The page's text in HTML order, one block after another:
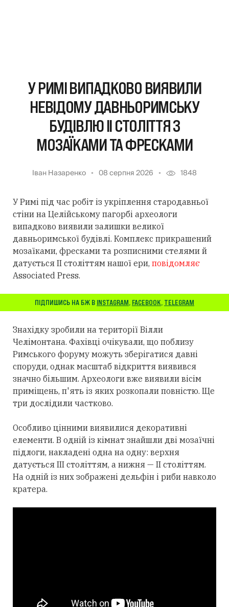
У РИМІ ВИПАДКОВО ВИЯВИЛИ
НЕВІДОМУ ДАВНЬОРИМСЬКУ
БУДІВЛЮ II СТОЛІТТЯ З
МОЗАЇКАМИ ТА ФРЕСКАМИ
Іван Назаренко 08 серпня 2026 1848
У Римі під час робіт із укріплення стародавньої
стіни на Целійському пагорбі археологи
випадково виявили залишки великої
давньоримської будівлі. Комплекс прикрашений
мозаїками, фресками та розписними стелями й
датується II століттям нашої ери, повідомляє
Associated Press.
ПІДПИШИСЬ НА БЖ В INSTAGRAM, FACEBOOK, TELEGRAM
Знахідку зробили на території Вілли
Челімонтана. Фахівці очікували, що поблизу
Римського форуму можуть зберігатися давні
споруди, однак масштаб відкриття виявився
значно більшим. Археологи вже виявили вісім
приміщень, п'ять із яких розкопали повністю. Ще
три дослідили частково.
Особливо цінними виявилися декоративні
елементи. В одній із кімнат знайшли дві мозаїчні
підлоги, накладені одна на одну: верхня
датується III століттям, а нижня — II століттям.
На одній із них зображені дельфін і риби навколо
кратера.